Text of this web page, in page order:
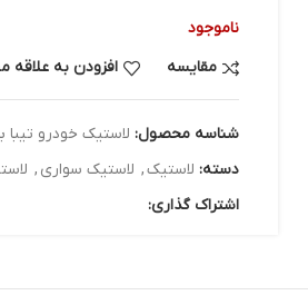
ناموجود
مقایسه
افزودن به علاقه
شناسه محصول: لاستیک خودرو تیبا برند
دسته: لاستیک, لاستیک سواری ,
اشتراک گذاری: